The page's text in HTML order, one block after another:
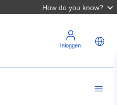
How do you know?
Inloggen